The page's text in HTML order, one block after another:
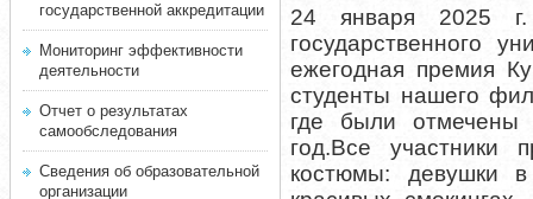
государственной аккредитации
Мониторинг эффективности
деятельности
Отчет о результатах
самообследования
Сведения об образовательной
организации
24 января 2025 г.
государственного
ежегодная премия
студенты нашего
где были
год.Все
костюмы: девушки